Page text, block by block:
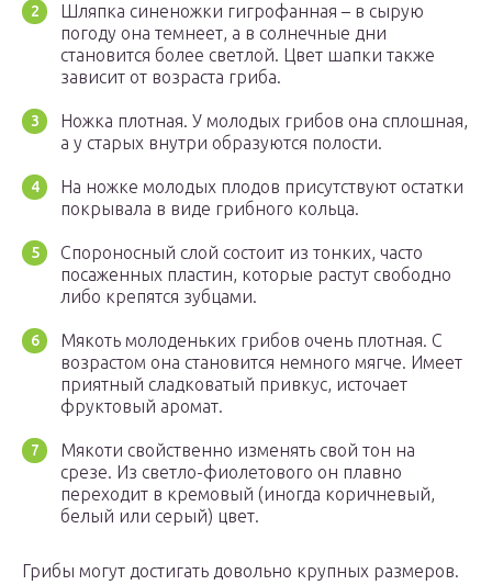
Шляпка синеножки гигрофанная – в сырую
погоду она темнеет, а в солнечные дни
становится более светлой. Цвет шапки также
зависит от возраста гриба.
Ножка плотная. У молодых грибов она сплошная,
а у старых внутри образуются полости.
На ножке молодых плодов присутствуют остатки
покрывала в виде грибного кольца.
Спороносный слой состоит из тонких, часто
посаженных пластин, которые растут свободно
либо крепятся зубцами.
Мякоть молоденьких грибов очень плотная. С
возрастом она становится немного мягче. Имеет
приятный сладковатый привкус, источает
фруктовый аромат.
Мякоти свойственно изменять свой тон на
срезе. Из светло-фиолетового он плавно
переходит в кремовый (иногда коричневый,
белый или серый) цвет.
Грибы могут достигать довольно крупных размеров.